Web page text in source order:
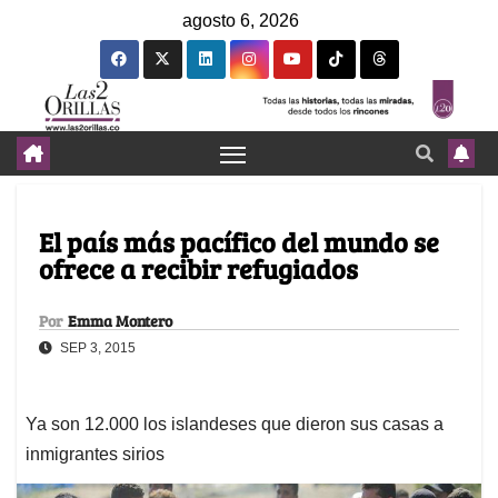
agosto 6, 2026
El país más pacífico del mundo se
ofrece a recibir refugiados
Por Emma Montero
SEP 3, 2015
Ya son 12.000 los islandeses que dieron sus casas a
inmigrantes sirios